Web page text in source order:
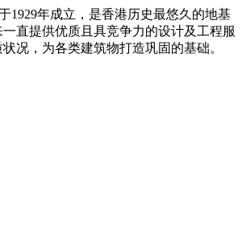
1929年成立，是香港历史最悠久的地基
直提供优质且具竞争力的设计及工程服
况，为各类建筑物打造巩固的基础。